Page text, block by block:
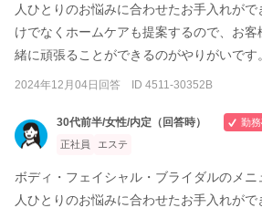
人ひとりのお悩みに合わせたお手入れが
けでなくホームケアも提案するので、お
緒に頑張ることができるのがやりがいです。
2024年12月04日回答 ID 4511-30352B
30代前半/女性/内定（回答時）
勤
正社員
エステ
ボディ・フェイシャル・ブライダルのメ
人ひとりのお悩みに合わせたお手入れが